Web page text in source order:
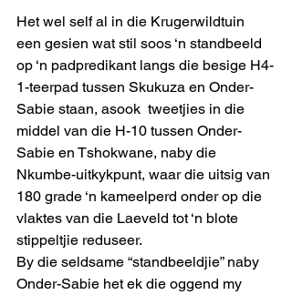
Het wel self al in die Krugerwildtuin
een gesien wat stil soos ‘n standbeeld
op ‘n padpredikant langs die besige H4-
1-teerpad tussen Skukuza en Onder-
Sabie staan, asook  tweetjies in die
middel van die H-10 tussen Onder-
Sabie en Tshokwane, naby die
Nkumbe-uitkykpunt, waar die uitsig van
180 grade ‘n kameelperd onder op die
vlaktes van die Laeveld tot ‘n blote
stippeltjie reduseer.
By die seldsame “standbeeldjie” naby
Onder-Sabie het ek die oggend my